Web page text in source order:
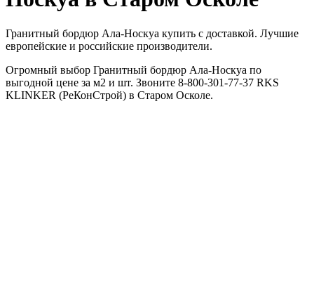
Гранитный бордюр Ала-Носкуа купить с доставкой. Лучшие
европейские и российские производители.
Огромный выбор Гранитный бордюр Ала-Носкуа по
выгодной цене за м2 и шт. Звоните 8-800-301-77-37 RKS
KLINKER (РеКонСтрой) в Старом Осколе.